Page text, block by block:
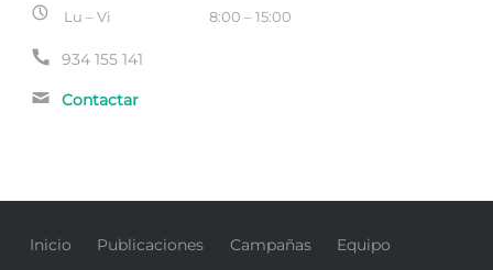
Business
Lu – Vi 8:00 – 15:00
Phone
934 155 141
Email
Contactar
Inicio Publicaciones Campañas
Equipo